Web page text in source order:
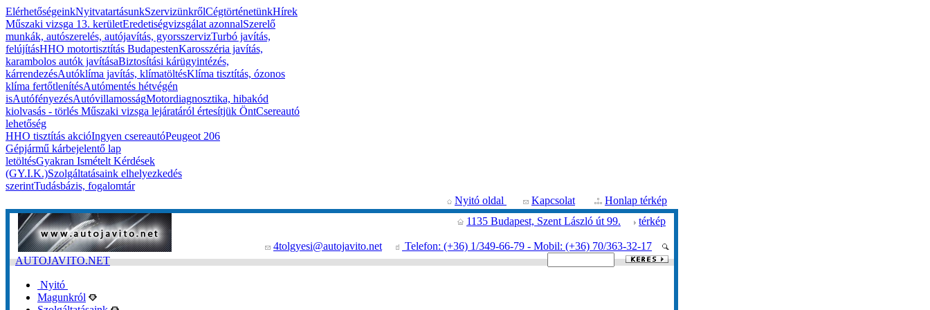
ElérhetőségeinkNyitvatartásunkSzervizünkrőlCégtörténetünkHírek
Műszaki vizsga 13. kerületEredetiségvizsgálat azonnalSzerelő
munkák, autószerelés, autójavítás, gyorsszervizTurbó javítás,
felújításHHO motortisztítás BudapestenKarosszéria javítás,
karambolos autók javításaBiztosítási kárügyintézés,
kárrendezésAutóklíma javítás, klímatöltésKlíma tisztítás, ózonos
klíma fertőtlenítésAutómentés hétvégén
isAutófényezésAutóvillamosságMotordiagnosztika, hibakód
kiolvasás - törlés Műszaki vizsga lejáratáról értesítjük ÖntCsereautó
lehetőség
HHO tisztítás akcióIngyen csereautóPeugeot 206
Gépjármű kárbejelentő lap
letöltésGyakran Ismételt Kérdések
(GY.I.K.)Szolgáltatásaink elhelyezkedés
szerintTudásbázis, fogalomtár
Nyitó oldal
Kapcsolat Honlap térkép
AUTOJAVITO.NET
1135 Budapest, Szent László út 99. térkép
4tolgyesi@autojavito.net Telefon: (+36) 1/349-66-79 - Mobil: (+36) 70/363-32-17
Nyitó
Magunkról